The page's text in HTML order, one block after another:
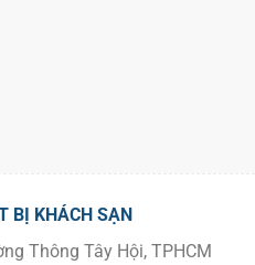
BỊ KHÁCH SẠN
Thông Tây Hội, TPHCM